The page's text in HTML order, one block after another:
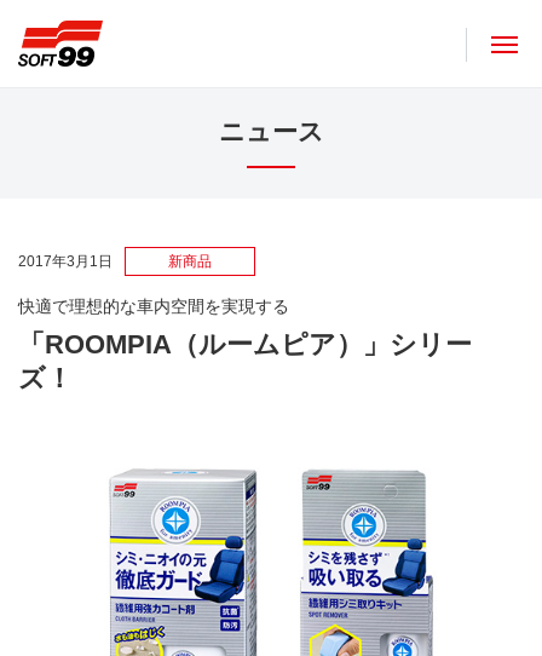
ニュース
2017年3月1日 新商品
快適で理想的な車内空間を実現する
「ROOMPIA（ルームピア）」シリー
ズ！